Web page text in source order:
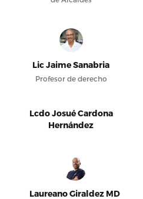
Lic Jaime Sanabria
Profesor de derecho
Lcdo Josué Cardona
Hernández
Laureano Giraldez MD